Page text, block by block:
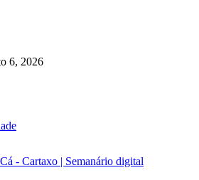
6, 2026
- Cartaxo | Semanário digital